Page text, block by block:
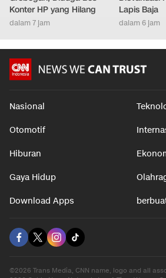
Konter HP yang Hilang
dalam 7 jam
Lapis Baja
dalam 6 jam
Nasional
Otomotif
Hiburan
Gaya Hidup
Download Apps
©2026 Trans Media, CNN name, logo and all